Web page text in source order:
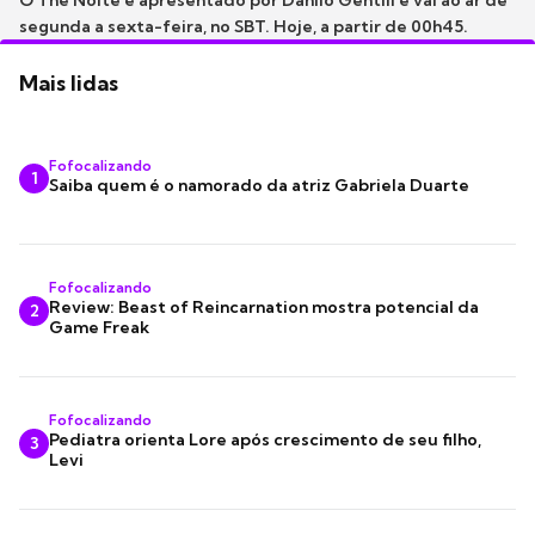
segunda a sexta-feira, no SBT. Hoje, a partir de 00h45.
Mais lidas
1
Fofocalizando
Saiba quem é o namorado da atriz Gabriela Duarte
2
Fofocalizando
Review: Beast of Reincarnation mostra potencial da
Game Freak
3
Fofocalizando
Pediatra orienta Lore após crescimento de seu filho,
Levi